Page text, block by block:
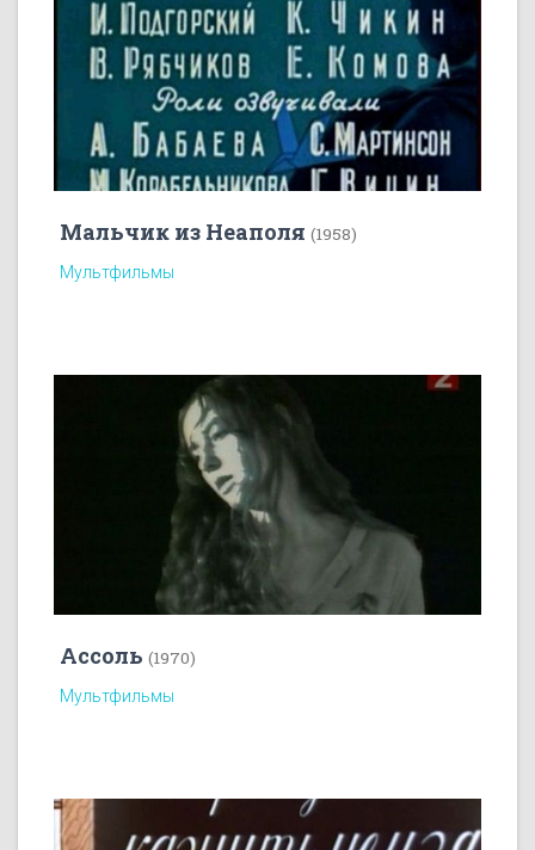
Мальчик из Неаполя (1958)
Мультфильмы
Ассоль (1970)
Мультфильмы